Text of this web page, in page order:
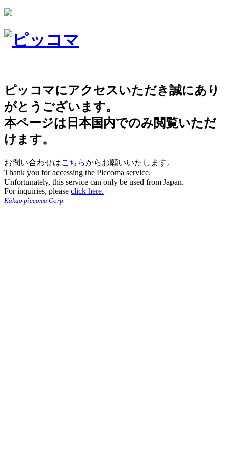
ピッコマにアクセスいただき誠にあり
がとうございます。
本ページは日本国内でのみ閲覧いただ
けます。
お問い合わせはこちらからお願いいたします。
Thank you for accessing the Piccoma service.
Unfortunately, this service can only be used from Japan.
For inquiries, please click here.
Kakao piccoma Corp.